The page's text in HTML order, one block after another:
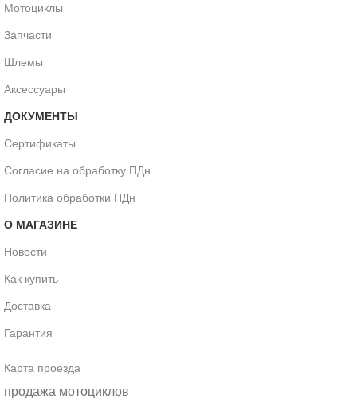
Мотоциклы
Запчасти
Шлемы
Аксессуары
ДОКУМЕНТЫ
Сертификаты
Согласие на обработку ПДн
Политика обработки ПДн
О МАГАЗИНЕ
Новости
Как купить
Доставка
Гарантия
Карта проезда
продажа мотоциклов